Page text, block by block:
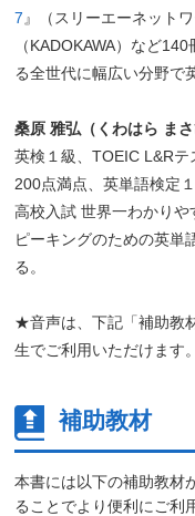
7 』（スリーエーネット
（KADOKAWA）など
る全世代に幅広い分野で
桑原 雅弘（くわはら まさ
英検１級、TOEIC L&R
200点満点、英単語検定
高校入試 世界一わかりや
ピーキングのための英単
る。
★音声は、下記「補助教
生でご利用いただけます。
補助教材
本書には以下の補助教材
ることでより便利にご利